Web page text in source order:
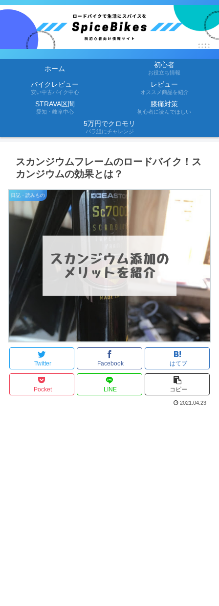
ホーム 初心者
お役立ち情報
バイクレビュー
安い中古バイク中心
レビュー
オススメ商品を紹介
STRAVA区間
愛知・岐阜中心
膝痛対策
初心者に読んでほしい
5万円でクロモリ
バラ組にチャレンジ
スカンジウムフレームのロードバイク！ス
カンジウムの効果とは？
日記・読みもの
Twitter Facebook はてブ
Pocket LINE コピー
2021.04.23